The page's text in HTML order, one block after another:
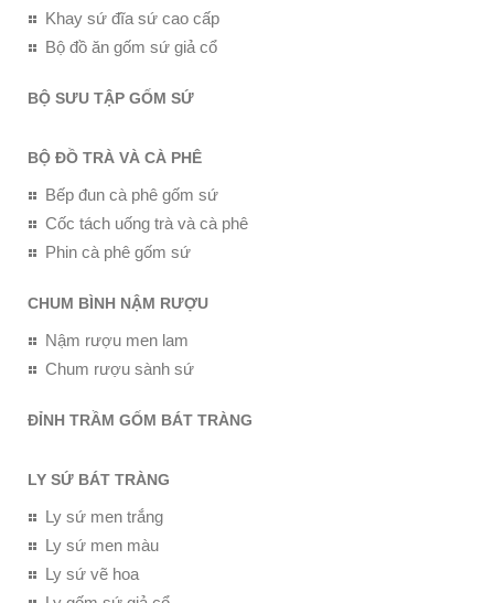
Khay sứ đĩa sứ cao cấp
Bộ đồ ăn gốm sứ giả cổ
BỘ SƯU TẬP GỐM SỨ
BỘ ĐỒ TRÀ VÀ CÀ PHÊ
Bếp đun cà phê gốm sứ
Cốc tách uống trà và cà phê
Phin cà phê gốm sứ
CHUM BÌNH NẬM RƯỢU
Nậm rượu men lam
Chum rượu sành sứ
ĐỈNH TRẦM GỐM BÁT TRÀNG
LY SỨ BÁT TRÀNG
Ly sứ men trắng
Ly sứ men màu
Ly sứ vẽ hoa